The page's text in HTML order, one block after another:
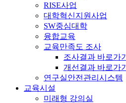
RISE사업
대학혁신지원사업
SW중심대학
융합교육
교육만족도 조사
조사결과 바로가기
개선결과 바로가기
연구실안전관리시스템
교육시설
미래형 강의실